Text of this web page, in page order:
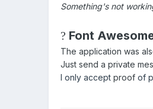
Something's not
? Font
The application was
Just send aprivate
I only acceptproofof